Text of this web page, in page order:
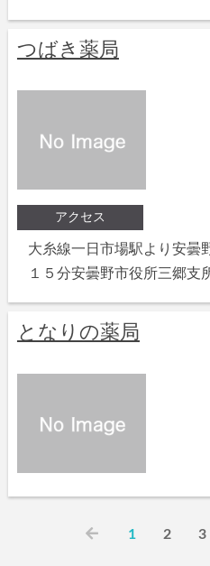
つばき薬局
アクセス
大糸線一日市場駅より安曇
１５分安曇野市役所三郷支
となりの薬局
1 2 3